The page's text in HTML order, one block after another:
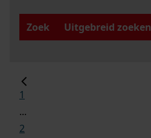
Zoek
Uitgebreid zoeken
1
...
2